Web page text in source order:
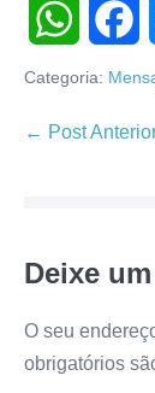
W
s
A
p
a
b
o
o
e
Categoria:
Navegação
← Post
Deixe
O seu
obrigatórios